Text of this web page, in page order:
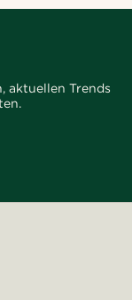
aktuellen Trends